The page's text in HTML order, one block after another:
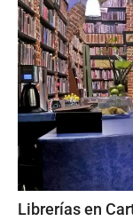
Librerías en